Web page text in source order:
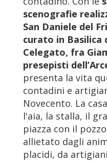
scenografie
San Daniele del
curato in Basilica
Celegato, fra
presepisti
presenta la vita
contadini e
Novecento. La
l'aia, la stalla, il
piazza con il
allietato dagli
placidi, da